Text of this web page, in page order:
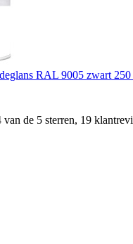
RAL 9005 zwart 250
van de 5 sterren, 19